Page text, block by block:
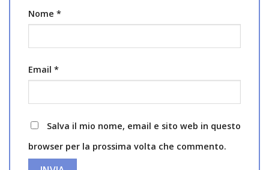
Nome *
Email *
Salva il mio nome, email e sito web in questo
browser per la prossima volta che commento.